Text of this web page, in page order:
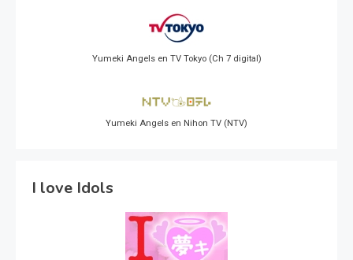
Yumeki Angels en TV Tokyo (Ch 7 digital)
Yumeki Angels en Nihon TV (NTV)
I love Idols